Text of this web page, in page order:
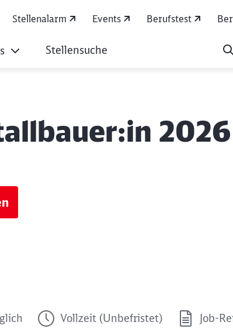
Stellenalarm Events Berufstest
Stellensuche
2026
Vollzeit (Unbefristet) Job-